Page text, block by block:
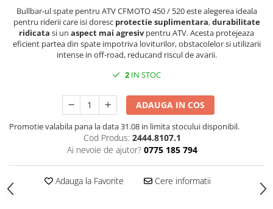
SCUTERE
KIDS
ATV COPII
SPYDER
ECHIPAMENTE
Bullbar-ul spate pentru ATV CFMOTO 450 / 520 este alegerea ideala
pentru riderii care isi doresc protectie suplimentara,durabilitate
ridicata si un aspect mai agresivpentru ATV. Acesta protejeaza
eficient partea din spate impotriva loviturilor, obstacolelor si utilizarii
intense in off-road, reducand riscul de avarii.
2 IN STOC
ADAUGA IN COS
Promotie valabila pana la data 31.08 in limita stocului disponibil.
Cod Produs: 2444.8107.1
Ai nevoie de ajutor? 0775 185 794
Adauga la Favorite Cere informatii